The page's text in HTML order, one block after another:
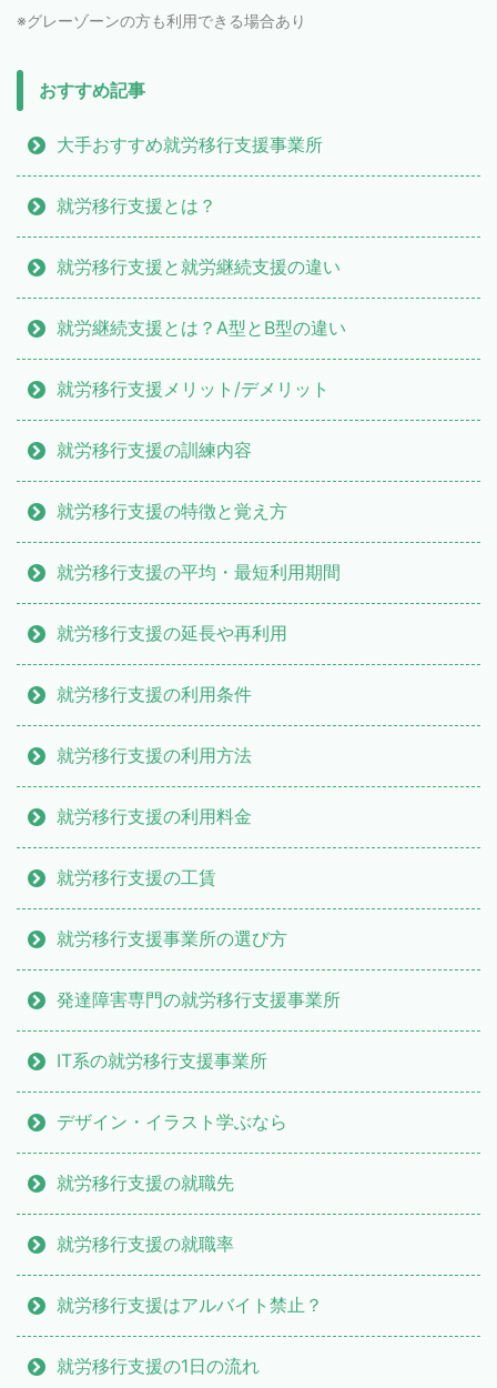
※グレーゾーンの方も利用できる場合あり
おすすめ記事
大手おすすめ就労移行支援事業所
就労移行支援とは？
就労移行支援と就労継続支援の違い
就労継続支援とは？A型とB型の違い
就労移行支援メリット/デメリット
就労移行支援の訓練内容
就労移行支援の特徴と覚え方
就労移行支援の平均・最短利用期間
就労移行支援の延長や再利用
就労移行支援の利用条件
就労移行支援の利用方法
就労移行支援の利用料金
就労移行支援の工賃
就労移行支援事業所の選び方
発達障害専門の就労移行支援事業所
IT系の就労移行支援事業所
デザイン・イラスト学ぶなら
就労移行支援の就職先
就労移行支援の就職率
就労移行支援はアルバイト禁止？
就労移行支援の1日の流れ